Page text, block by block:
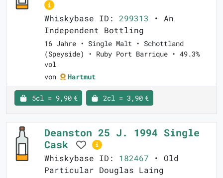
Whiskybase ID: 299313 • An
Independent Bottling
16 Jahre • Single Malt • Schottland
(Speyside) • Ruby Port Barrique • 49.3%
vol
von
Hartmut
5cl = 9,90 € 2cl = 3,90 €
Deanston 25 J. 1994 Single
Cask
Whiskybase ID: 182467 • Old
Particular Douglas Laing